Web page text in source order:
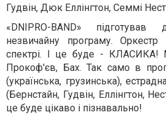
Гудвін, Дюк Еллінгтон, Семмі
«DNIPRO-BAND»
незвичайну програму.
спектрі. І це буде - КЛАСИКА!
Прокоф'єв, Бах. Так само в
(українська, грузинська),
(Бернстайн, Гудвін, Еллінгтон,
це буде цікаво і пізнавально!